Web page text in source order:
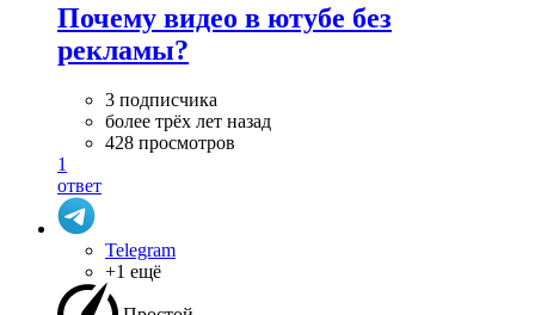
Почему видео в ютубе без
рекламы?
3 подписчика
более трёх лет назад
428 просмотров
1
ответ
Telegram
+1 ещё